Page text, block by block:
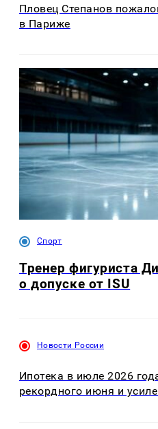
Пловец Степанов
в Париже
Спорт
Тренер фигуриста
о допуске от ISU
Новости России
Ипотека в июле 2026
рекордного июня и